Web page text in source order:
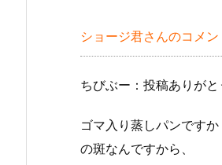
ショージ君さんのコメン
ちびぶー：投稿ありが
ゴマ入り蒸しパンです
の斑なんですから、